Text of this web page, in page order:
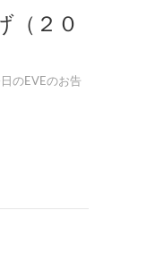
（２０
のEVEのお告